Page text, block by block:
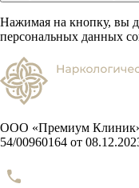
Нажимая на кнопку, вы
персональных данных
ООО «Премиум Клиник»
54/00960164 от